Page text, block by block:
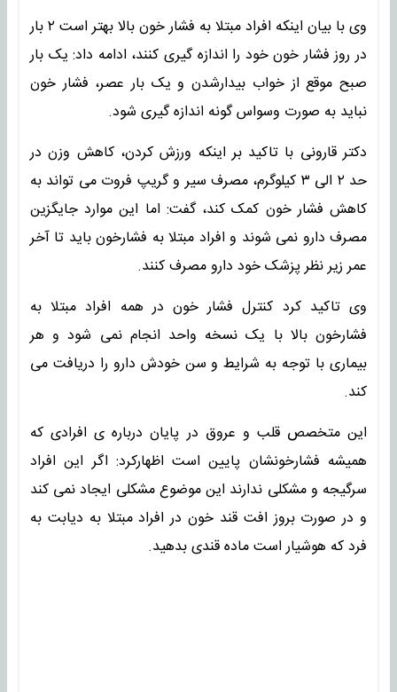
وی با بیان اینکه افراد مبتلا به فشار خون بالا بهتر است ۲ بار
در روز فشار خون خود را اندازه گیری کنند، ادامه داد: یک بار
صبح موقع از خواب بیدارشدن و یک بار عصر، فشار خون
نباید به صورت وسواس گونه اندازه گیری شود.
دکتر قارونی با تاکید بر اینکه ورزش کردن، کاهش وزن در
حد ۲ الی ۳ کیلوگرم، مصرف سیر و گریپ فروت می تواند به
کاهش فشار خون کمک کند، گفت: اما این موارد جایگزین
مصرف دارو نمی شوند و افراد مبتلا به فشارخون باید تا آخر
عمر زیر نظر پزشک خود دارو مصرف کنند.
وی تاکید کرد کنترل فشار خون در همه افراد مبتلا به
فشارخون بالا با یک نسخه واحد انجام نمی شود و هر
بیماری با توجه به شرایط و سن خودش دارو را دریافت می
کند.
این متخصص قلب و عروق در پایان درباره ی افرادی که
همیشه فشارخونشان پایین است اظهارکرد: اگر این افراد
سرگیجه و مشکلی ندارند این موضوع مشکلی ایجاد نمی کند
و در صورت بروز افت قند خون در افراد مبتلا به دیابت به
فرد که هوشیار است ماده قندی بدهید.